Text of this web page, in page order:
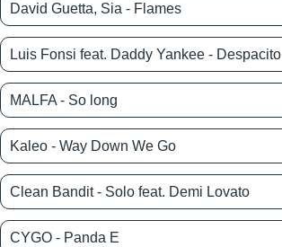
David Guetta, Sia - Flames
Luis Fonsi feat. Daddy Yankee - Despacito
MALFA - So long
Kaleo - Way Down We Go
Clean Bandit - Solo feat. Demi Lovato
CYGO - Panda E